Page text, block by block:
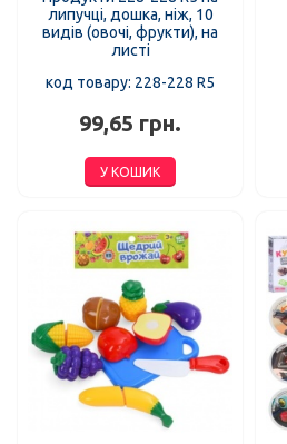
липучці, дошка, ніж, 10
видів (овочі, фрукти), на
листі
код товару: 228-228 R5
99,65 грн.
У КОШИК